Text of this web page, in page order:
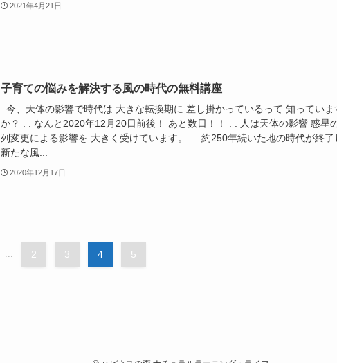
2021年4月21日
子育ての悩みを解決する風の時代の無料講座
今、天体の影響で時代は 大きな転換期に 差し掛かっているって 知っていま
か？ . . なんと2020年12月20日前後！ あと数日！！ . . 人は天体の影響 惑星
列変更による影響を 大きく受けています。 . . 約250年続いた地の時代が終了
新たな風...
2020年12月17日
2 3 4 5